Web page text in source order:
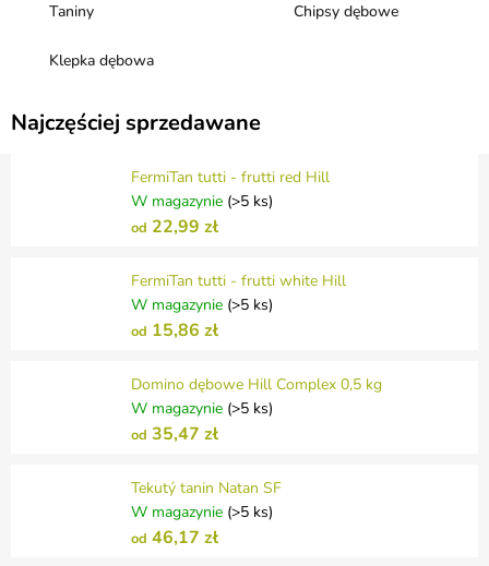
Taniny Chipsy dębowe
Klepka dębowa
Najczęściej sprzedawane
FermiTan tutti - frutti red Hill
W magazynie (>5 ks)
od 22,99 zł
FermiTan tutti - frutti white Hill
W magazynie (>5 ks)
od 15,86 zł
Domino dębowe Hill Complex 0,5 kg
W magazynie (>5 ks)
od 35,47 zł
Tekutý tanin Natan SF
W magazynie (>5 ks)
od 46,17 zł